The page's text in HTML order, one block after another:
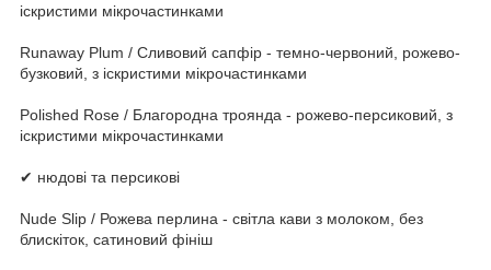
іскристими мікрочастинками
Runaway Plum / Сливовий сапфір - темно-червоний, рожево-
бузковий, з іскристими мікрочастинками
Polished Rose / Благородна троянда - рожево-персиковий, з
іскристими мікрочастинками
✔ нюдові та персикові
Nude Slip / Рожева перлина - світла кави з молоком, без
блискіток, сатиновий фініш